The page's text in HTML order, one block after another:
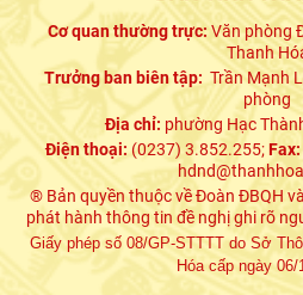
Cơ quan thường trực:Văn phòng
Thanh
Trưởng ban biên tập: Trần Mạnh
phòng
Địa chỉ: phường Hạc
Điện thoại: (0237) 3.852.255;Fax:
® Bản quyền thuộc về Đoàn ĐBQH
phát hành thông tin đề nghị ghi rõ
Giấy phép số 08/GP-STTTT do Sở
Hóa cấp ngày 06/